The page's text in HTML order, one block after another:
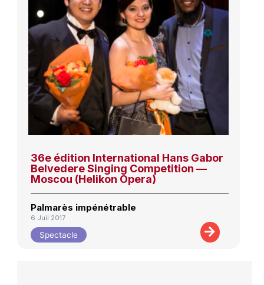
36e édition International Hans Gabor
Belvedere Singing Competition —
Moscou (Helikon Opera)
Palmarès impénétrable
6 Juil 2017
Spectacle